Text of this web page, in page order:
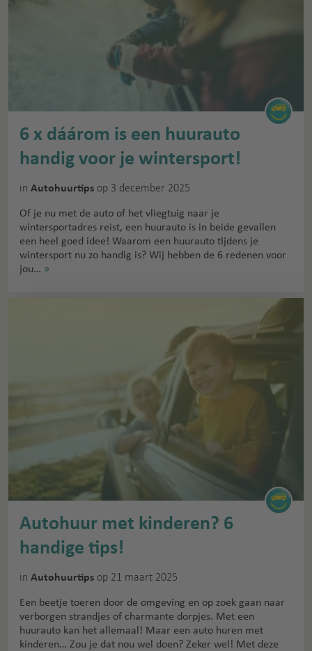
6 x dáárom is een huurauto
handig voor je wintersport!
in Autohuurtips op 3 december 2025
Of je nu met de auto of het vliegtuig naar je
wintersportadres reist, een huurauto is in beide gevallen
een heel goed idee! Waarom een huurauto tijdens je
wintersport nu zo handig is? Wij hebben de 6 redenen voor
jou… »
Autohuur met kinderen? 6
handige tips!
in Autohuurtips op 21 maart 2025
Een beetje toeren door de omgeving en op zoek gaan naar
verborgen strandjes of charmante dorpjes. Met een
huurauto kan het allemaal! Maar een auto huren met
kinderen… Zou je dat nou wel doen? Zeker wel! Met deze